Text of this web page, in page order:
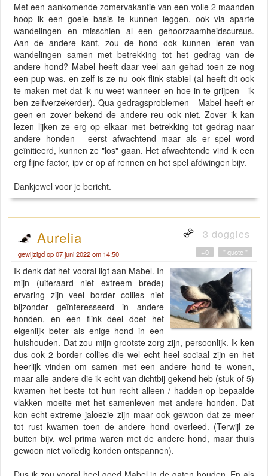
Met een aankomende zomervakantie van een volle 2 maanden
hoop ik een goeie basis te kunnen leggen, ook via aparte
wandelingen en misschien al een gehoorzaamheidscursus.
Aan de andere kant, zou de hond ook kunnen leren van
wandelingen samen met betrekking tot het gedrag van de
andere hond? Mabel heeft daar veel aan gehad toen ze nog
een pup was, en zelf is ze nu ook flink stabiel (al heeft dit ook
te maken met dat ik nu weet wanneer en hoe in te grijpen - ik
ben zelfverzekerder). Qua gedragsproblemen - Mabel heeft er
geen en zover bekend de andere reu ook niet. Zover ik kan
lezen lijken ze erg op elkaar met betrekking tot gedrag naar
andere honden - eerst afwachtend maar als er spel word
geïnitieerd, kunnen ze "los" gaan. Het afwachtende vind ik een
erg fijne factor, ipv er op af rennen en het spel afdwingen bijv.
Dankjewel voor je bericht.
Aurelia 3 doggies
gewijzigd op 07 juni 2022 om 14:50 " quote "
+0
Ik denk dat het vooral ligt aan Mabel. In
mijn (uiteraard niet extreem brede)
ervaring zijn veel border collies niet
bijzonder geïnteresseerd in andere
honden, en een flink deel doet het
eigenlijk beter als enige hond in een
huishouden. Dat zou mijn grootste zorg zijn, persoonlijk. Ik ken
dus ook 2 border collies die wel echt heel sociaal zijn en het
heerlijk vinden om samen met een andere hond te wonen,
maar alle andere die ik echt van dichtbij gekend heb (stuk of 5)
kwamen het beste tot hun recht alleen / hadden op bepaalde
vlakken moeite met het samenleven met andere honden. Dat
kon echt extreme jaloezie zijn maar ook gewoon dat ze meer
tot rust kwamen toen de andere hond overleed. (Terwijl ze
buiten bijv. wel prima waren met de andere hond, maar thuis
gewoon niet volledig konden ontspannen).